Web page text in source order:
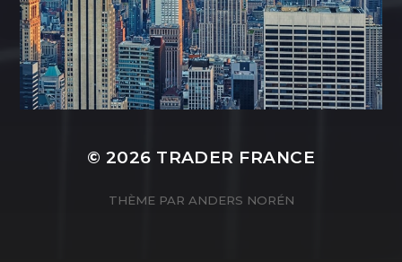
© 2026 TRADER FRANCE
THÈME PAR ANDERS NORÉN